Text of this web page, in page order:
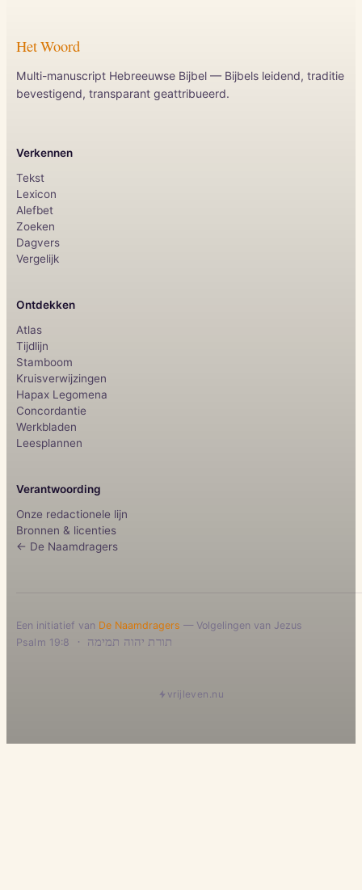
Het Woord
Multi-manuscript Hebreeuwse Bijbel — Bijbels leidend, traditie
bevestigend, transparant geattribueerd.
Verkennen
Tekst
Lexicon
Alefbet
Zoeken
Dagvers
Vergelijk
Ontdekken
Atlas
Tijdlijn
Stamboom
Kruisverwijzingen
Hapax Legomena
Concordantie
Werkbladen
Leesplannen
Verantwoording
Onze redactionele lijn
Bronnen & licenties
← De Naamdragers
Een initiatief van De Naamdragers — Volgelingen van Jezus
תורת יהוה תמימה ·
Psalm 19:8
vrijleven.nu